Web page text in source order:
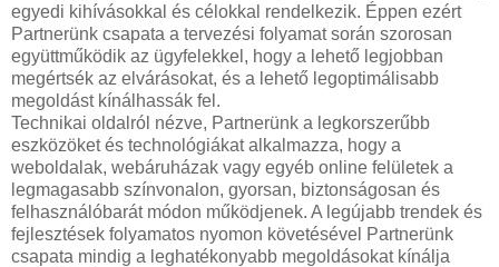
egyedi kihívásokkal és célokkal rendelkezik. Éppen ezért
Partnerünk csapata a tervezési folyamat során szorosan
együttműködik az ügyfelekkel, hogy a lehető legjobban
megértsék az elvárásokat, és a lehető legoptimálisabb
megoldást kínálhassák fel.
Technikai oldalról nézve, Partnerünk a legkorszerűbb
eszközöket és technológiákat alkalmazza, hogy a
weboldalak, webáruházak vagy egyéb online felületek a
legmagasabb színvonalon, gyorsan, biztonságosan és
felhasználóbarát módon működjenek. A legújabb trendek és
fejlesztések folyamatos nyomon követésével Partnerünk
csapata mindig a leghatékonyabb megoldásokat kínálja